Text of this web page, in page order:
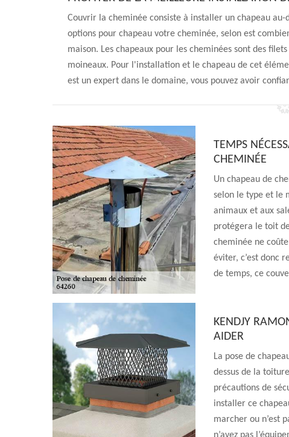
Couvrir la cheminée consiste à installer un chapeau
options pour chapeau votre cheminée, selon est
maison. Les chapeaux pour les cheminées sont des
moineaux. Pour l'installation et le chapeau de cet
est un expert dans le domaine, vous pouvez avoir
TEMPS
CHEMINÉE
Un chapeau de
selon le type et le
animaux et aux
protégera le toit
cheminée ne
éviter, c’est donc
de temps, ce
KENDJY
AIDER
La pose de
dessus de la
précautions de
installer ce
marcher ou n’est